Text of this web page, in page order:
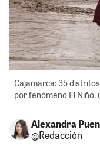
Cajamarca: 35
por fenómeno El Niño.
Alexandra
@Redacción